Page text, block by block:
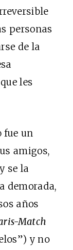
personas
de la
les
fue un
amigos,
se la
demorada,
años
Match
y no